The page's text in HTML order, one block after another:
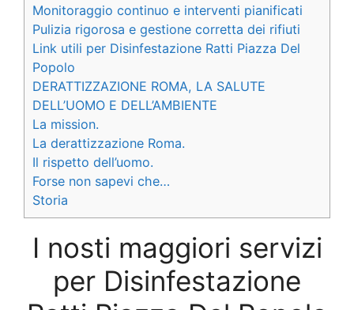
Monitoraggio continuo e interventi pianificati
Pulizia rigorosa e gestione corretta dei rifiuti
Link utili per Disinfestazione Ratti Piazza Del
Popolo
DERATTIZZAZIONE ROMA, LA SALUTE
DELL’UOMO E DELL’AMBIENTE
La mission.
La derattizzazione Roma.
Il rispetto dell’uomo.
Forse non sapevi che…
Storia
I nosti maggiori servizi
per Disinfestazione